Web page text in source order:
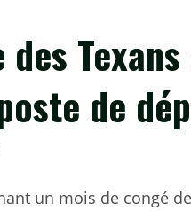
des
de
un mois de congé